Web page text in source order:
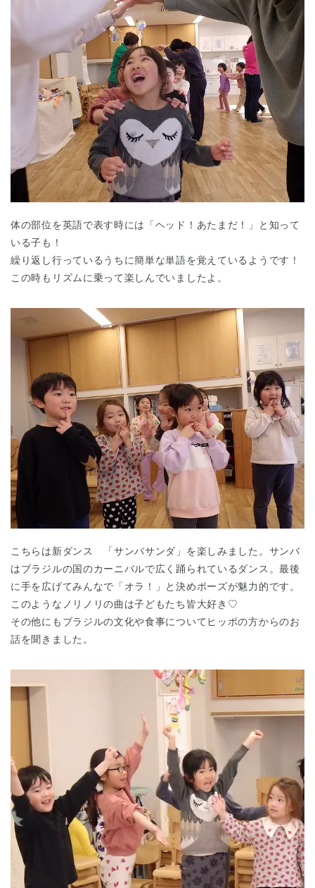
神奈川県 神奈川県 全域
千葉県 千葉県 全域
埼玉県 埼玉県 全域
兵庫県 兵庫県 全域
体の部位を英語で表す時には「ヘッド！あたまだ！」と知って
いる子も！
繰り返し行っているうちに簡単な単語を覚えているようです！
この時もリズムに乗って楽しんでいましたよ。
こちらは新ダンス 「サンバサンダ」を楽しみました。サンバ
はブラジルの国のカーニバルで広く踊られているダンス。最後
に手を広げてみんなで「オラ！」と決めポーズが魅力的です。
このようなノリノリの曲は子どもたち皆大好き♡
その他にもブラジルの文化や食事についてヒッポの方からのお
話を聞きました。